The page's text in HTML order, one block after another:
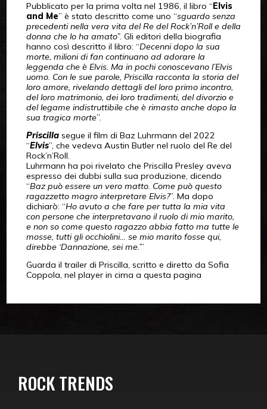
Pubblicato per la prima volta nel 1986, il libro “Elvis
and Me” è stato descritto come uno “sguardo senza
precedenti nella vera vita del Re del Rock’n’Roll e della
donna che lo ha amato”. Gli editori della biografia
hanno così descritto il libro: “Decenni dopo la sua
morte, milioni di fan continuano ad adorare la
leggenda che è Elvis. Ma in pochi conoscevano l’Elvis
uomo. Con le sue parole, Priscilla racconta la storia del
loro amore, rivelando dettagli del loro primo incontro,
del loro matrimonio, dei loro tradimenti, del divorzio e
del legame indistruttibile che è rimasto anche dopo la
sua tragica morte”.
Priscillasegue il film di Baz Luhrmann del 2022
“Elvis”, che vedeva Austin Butler nel ruolo del Re del
Rock’n’Roll.
Luhrmann ha poi rivelato che Priscilla Presley aveva
espresso dei dubbi sulla sua produzione, dicendo
“Baz può essere un vero matto. Come può questo
ragazzetto magro interpretare Elvis?”. Ma dopo
dichiarò: “Ho avuto a che fare per tutta la mia vita
con persone che interpretavano il ruolo di mio marito,
e non so come questo ragazzo abbia fatto ma tutte le
mosse, tutti gli occhiolini… se mio marito fosse qui,
direbbe ‘Dannazione, sei me.’”
Guarda il trailer di Priscilla, scritto e diretto da Sofia
Coppola, nel player in cima a questa pagina
ROCK TRENDS